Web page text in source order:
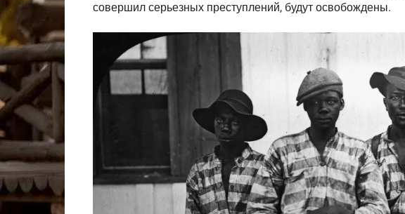
совершил серьезных преступлений, будут освобождены.